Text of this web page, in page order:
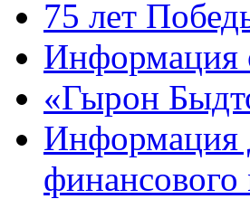
75 лет
Информация
«Гырон
Информация